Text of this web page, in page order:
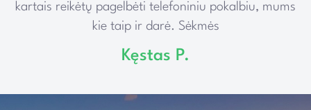
kartais reikėtų pagelbėti telefoniniu pokalbiu, mums
kie taip ir darė. Sėkmės
Kęstas P.